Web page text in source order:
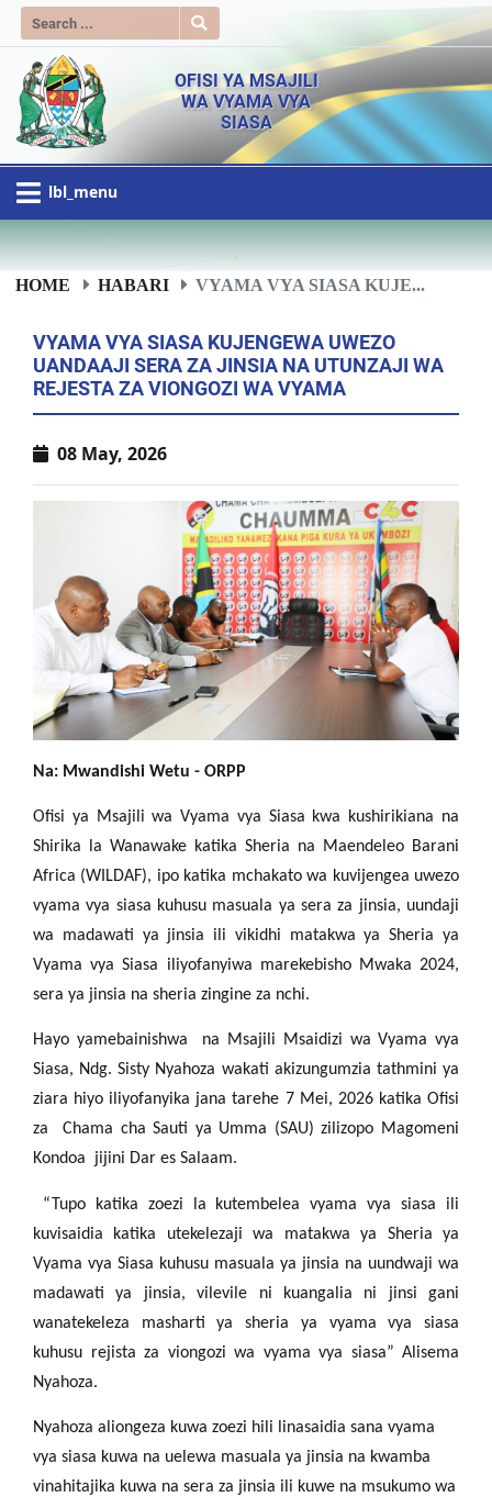
OFISI YA MSAJILI
WA VYAMA VYA
SIASA
lbl_menu
HOME HABARI VYAMA VYA SIASA KUJE...
VYAMA VYA SIASA KUJENGEWA UWEZO
UANDAAJI SERA ZA JINSIA NA UTUNZAJI WA
REJESTA ZA VIONGOZI WA VYAMA
08 May, 2026
Na: Mwandishi Wetu - ORPP
Ofisi ya Msajili wa Vyama vya Siasa kwa kushirikiana na
Shirika la Wanawake katika Sheria na Maendeleo Barani
Africa (WILDAF), ipo katika mchakato wa kuvijengea uwezo
vyama vya siasa kuhusu masuala ya sera za jinsia, uundaji
wa madawati ya jinsia ili vikidhi matakwa ya Sheria ya
Vyama vya Siasa iliyofanyiwa marekebisho Mwaka 2024,
sera ya jinsia na sheria zingine za nchi.
Hayo yamebainishwa na Msajili Msaidizi wa Vyama vya
Siasa, Ndg. Sisty Nyahoza wakati akizungumzia tathmini ya
ziara hiyo iliyofanyika jana tarehe 7 Mei, 2026 katika Ofisi
za Chama cha Sauti ya Umma (SAU) zilizopo Magomeni
Kondoa jijini Dar es Salaam.
“Tupo katika zoezi la kutembelea vyama vya siasa ili
kuvisaidia katika utekelezaji wa matakwa ya Sheria ya
Vyama vya Siasa kuhusu masuala ya jinsia na uundwaji wa
madawati ya jinsia, vilevile ni kuangalia ni jinsi gani
wanatekeleza masharti ya sheria ya vyama vya siasa
kuhusu rejista za viongozi wa vyama vya siasa” Alisema
Nyahoza.
Nyahoza aliongeza kuwa zoezi hili linasaidia sana vyama
vya siasa kuwa na uelewa masuala ya jinsia na kwamba
vinahitajika kuwa na sera za jinsia ili kuwe na msukumo wa